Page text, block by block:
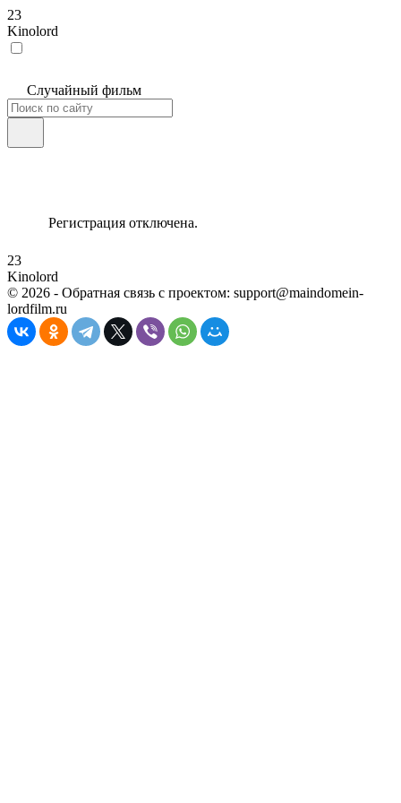
23
Kinolord
Случайный фильм
Регистрация отключена.
23
Kinolord
© 2026 - Обратная связь с проектом: support@maindomein-
lordfilm.ru